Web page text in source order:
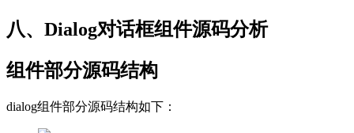
八、Dialog对话框组件源码分析
组件部分源码结构
dialog组件部分源码结构如下：